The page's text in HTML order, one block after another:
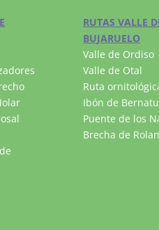
RUTAS VALLE
BUJARUELO
Valle de Ordiso
Valle de Otal
Ruta
Ibón de
Puente de los
Brecha de